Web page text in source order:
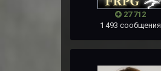
27 712
1 493 сообщения